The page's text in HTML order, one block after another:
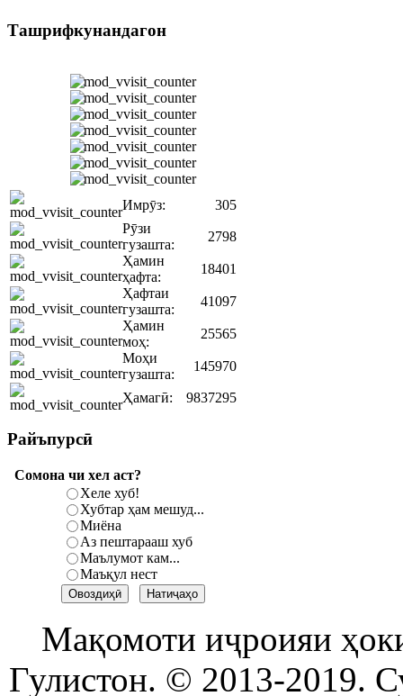
Ташрифкунандагон
Имрӯз:
305
Рӯзи
гузашта:
2798
Ҳамин
ҳафта:
18401
Ҳафтаи
гузашта:
41097
Ҳамин
моҳ:
25565
Моҳи
гузашта:
145970
Ҳамагӣ: 9837295
Райъпурсӣ
Сомона чи хел аст?
Хеле хуб!
Хубтар ҳам мешуд...
Миёна
Аз пештарааш хуб
Маълумот кам...
Маъқул нест
Мақомоти иҷроияи
Гулистон. © 2013-2019.